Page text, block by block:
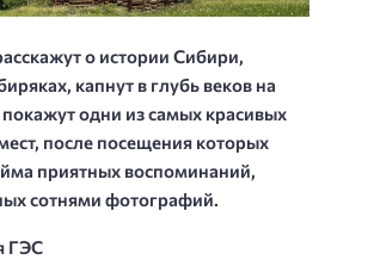
о истории Сибири,
капнут в глубь веков на
покажут одни из самых красивых
после посещения которых
приятных воспоминаний,
сотнями фотографий.
ГЭС